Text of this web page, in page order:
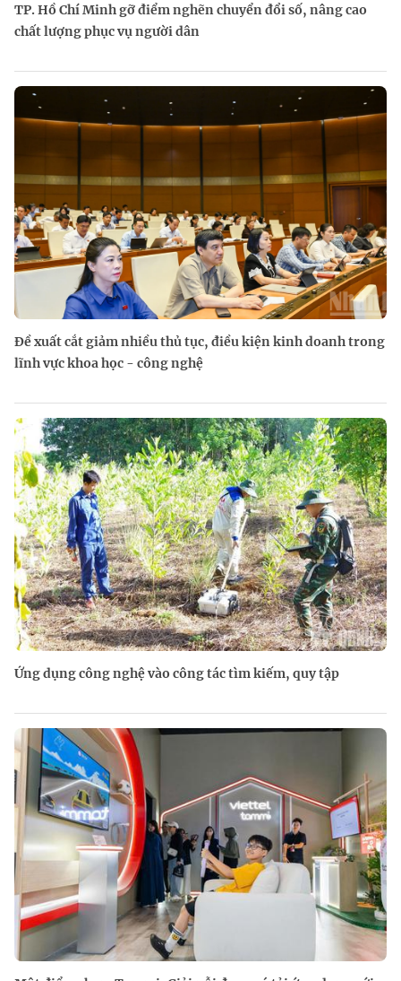
TP. Hồ Chí Minh gỡ điểm nghẽn chuyển đổi số, nâng cao
chất lượng phục vụ người dân
Đề xuất cắt giảm nhiều thủ tục, điều kiện kinh doanh trong
lĩnh vực khoa học - công nghệ
Ứng dụng công nghệ vào công tác tìm kiếm, quy tập